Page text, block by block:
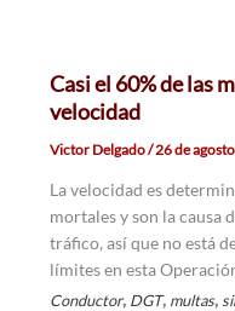
Casi el 60% de las
velocidad
Victor Delgado/26 de
La velocidad es
mortales y son la causa
tráfico, así que no está
límites en esta
Conductor, DGT, multas,